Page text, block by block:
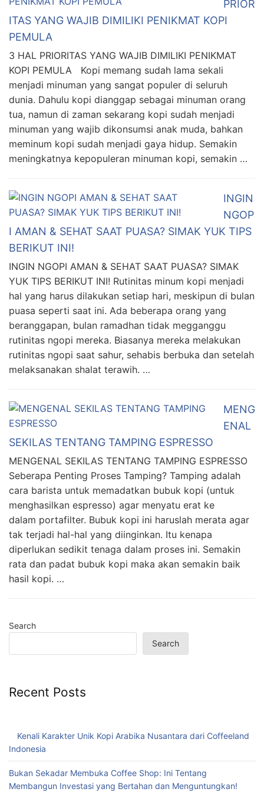
PRIOR
ITAS YANG WAJIB DIMILIKI PENIKMAT KOPI
PEMULA
3 HAL PRIORITAS YANG WAJIB DIMILIKI PENIKMAT
KOPI PEMULA Kopi memang sudah lama sekali
menjadi minuman yang sangat populer di seluruh
dunia. Dahulu kopi dianggap sebagai minuman orang
tua, namun di zaman sekarang kopi sudah menjadi
minuman yang wajib dikonsumsi anak muda, bahkan
meminum kopi sudah menjadi gaya hidup. Semakin
meningkatnya kepopuleran minuman kopi, semakin …
INGIN
NGOP
I AMAN & SEHAT SAAT PUASA? SIMAK YUK TIPS
BERIKUT INI!
INGIN NGOPI AMAN & SEHAT SAAT PUASA? SIMAK
YUK TIPS BERIKUT INI! Rutinitas minum kopi menjadi
hal yang harus dilakukan setiap hari, meskipun di bulan
puasa seperti saat ini. Ada beberapa orang yang
beranggapan, bulan ramadhan tidak megganggu
rutinitas ngopi mereka. Biasanya mereka melakukan
rutinitas ngopi saat sahur, sehabis berbuka dan setelah
melaksanakan shalat terawih. …
MENG
ENAL
SEKILAS TENTANG TAMPING ESPRESSO
MENGENAL SEKILAS TENTANG TAMPING ESPRESSO
Seberapa Penting Proses Tamping? Tamping adalah
cara barista untuk memadatkan bubuk kopi (untuk
menghasilkan espresso) agar menyatu erat ke
dalam portafilter. Bubuk kopi ini haruslah merata agar
tak terjadi hal-hal yang diinginkan. Itu kenapa
diperlukan sedikit tenaga dalam proses ini. Semakin
rata dan padat bubuk kopi maka akan semakin baik
hasil kopi. …
Search
Search
Recent Posts
Kenali Karakter Unik Kopi Arabika Nusantara dari Coffeeland
Indonesia
Bukan Sekadar Membuka Coffee Shop: Ini Tentang
Membangun Investasi yang Bertahan dan Menguntungkan!